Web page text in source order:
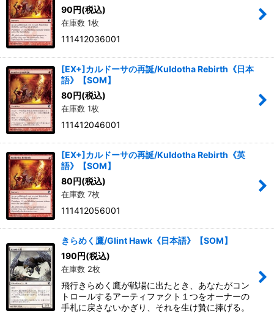
90円(税込)
在庫数 1枚
111412036001
[EX+]カルドーサの再誕/Kuldotha Rebirth《日本
語》【SOM】
80円(税込)
在庫数 1枚
111412046001
[EX+]カルドーサの再誕/Kuldotha Rebirth《英
語》【SOM】
80円(税込)
在庫数 7枚
111412056001
きらめく鷹/Glint Hawk《日本語》【SOM】
190円(税込)
在庫数 2枚
飛行きらめく鷹が戦場に出たとき、あなたがコン
トロールするアーティファクト１つをオーナーの
手札に戻さないかぎり、それを生け贄に捧げる。